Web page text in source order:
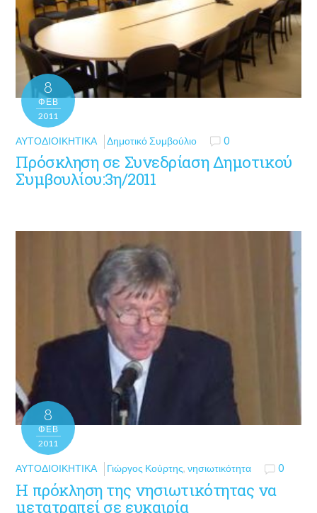
8
ΦΕΒ
2011
ΑΥΤΟΔΙΟΙΚΗΤΙΚΆ Δημοτικό Συμβούλιο 0
Πρόσκληση σε Συνεδρίαση Δημοτικού
Συμβουλίου:3η/2011
8
ΦΕΒ
2011
ΑΥΤΟΔΙΟΙΚΗΤΙΚΆ Γιώργος Κούρτης,νησιωτικότητα 0
Η πρόκληση της νησιωτικότητας να
μετατραπεί σε ευκαιρία